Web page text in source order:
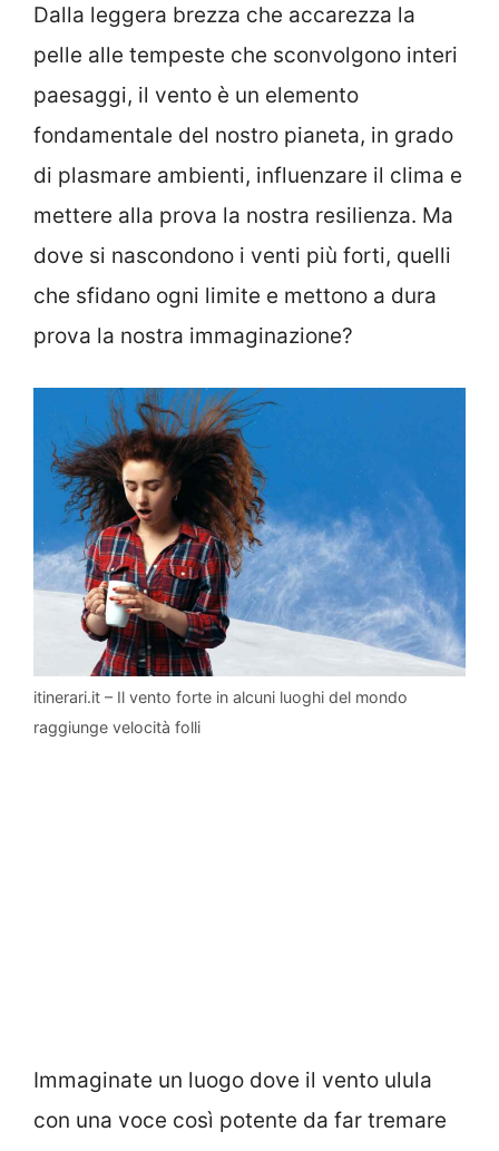
Dalla leggera brezza che accarezza la
pelle alle tempeste che sconvolgono interi
paesaggi, il vento è un elemento
fondamentale del nostro pianeta, in grado
di plasmare ambienti, influenzare il clima e
mettere alla prova la nostra resilienza. Ma
dove si nascondono i venti più forti, quelli
che sfidano ogni limite e mettono a dura
prova la nostra immaginazione?
itinerari.it – Il vento forte in alcuni luoghi del mondo
raggiunge velocità folli
Immaginate un luogo dove il vento ulula
con una voce così potente da far tremare